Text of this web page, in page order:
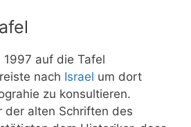
auf die Tafel
nach Israel um dort
zu konsultieren.
der alten Schriften des